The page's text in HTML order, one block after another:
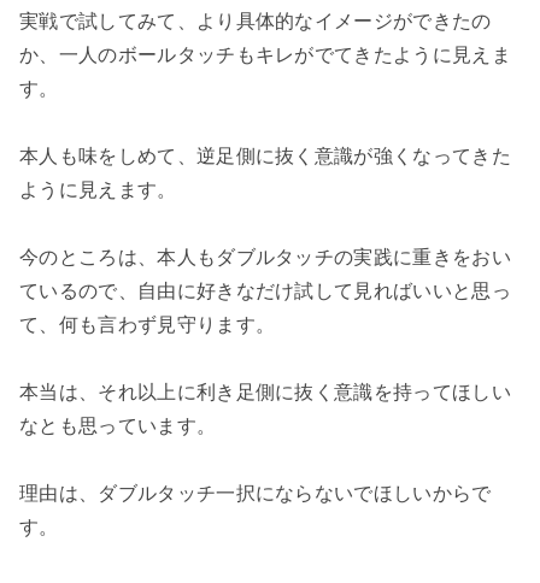
実戦で試してみて、より具体的なイメージができたの
か、一人のボールタッチもキレがでてきたように見えま
す。
本人も味をしめて、逆足側に抜く意識が強くなってきた
ように見えます。
今のところは、本人もダブルタッチの実践に重きをおい
ているので、自由に好きなだけ試して見ればいいと思っ
て、何も言わず見守ります。
本当は、それ以上に利き足側に抜く意識を持ってほしい
なとも思っています。
理由は、ダブルタッチ一択にならないでほしいからで
す。